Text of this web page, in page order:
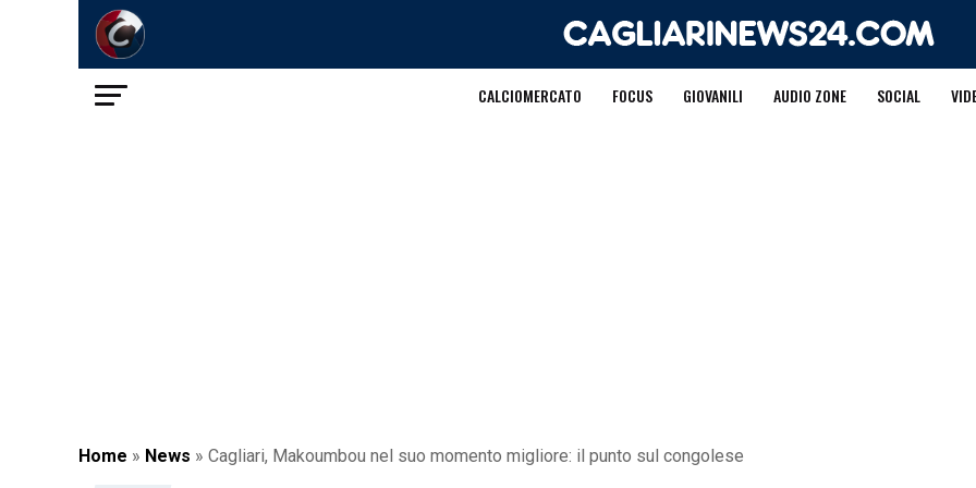
CALCIOMERCATO FOCUS GIOVANILI AUDIO ZONE SOCIAL
Home » News » Cagliari, Makoumbou nel suo momento migliore: il punto sul congolese